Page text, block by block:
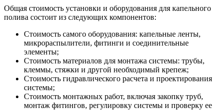
Общая стоимость установки и оборудования для капельного
полива состоит из следующих компонентов:
Стоимость самого оборудования: капельные ленты,
микрораспылители, фитинги и соединительные
элементы;
Стоимость материалов для монтажа системы: трубы,
клеммы, стяжки и другой необходимый крепеж;
Стоимость гидравлического расчета и проектирования
системы;
Стоимость монтажных работ, включая закопку труб,
монтаж фитингов, регулировку системы и проверку ее